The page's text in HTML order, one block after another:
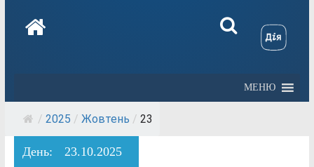
МЕНЮ
/ 2025 / Жовтень / 23
День: 23.10.2025